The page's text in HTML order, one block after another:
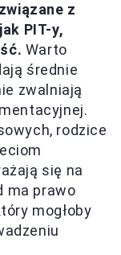
z
PIT-y,
Warto
średnie
zwalniają
rodzice
się na
ma prawo
mogłoby